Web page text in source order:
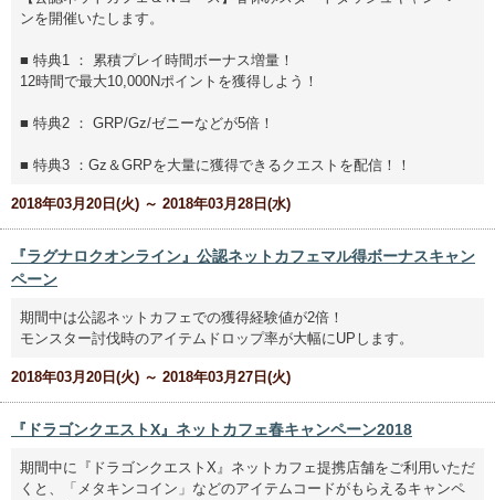
ンを開催いたします。
■ 特典1 ： 累積プレイ時間ボーナス増量！
12時間で最大10,000Nポイントを獲得しよう！
■ 特典2 ： GRP/Gz/ゼニーなどが5倍！
■ 特典3 ：Gz＆GRPを大量に獲得できるクエストを配信！！
2018年03月20日(火) ～ 2018年03月28日(水)
『ラグナロクオンライン』公認ネットカフェマル得ボーナスキャン
ペーン
期間中は公認ネットカフェでの獲得経験値が2倍！
モンスター討伐時のアイテムドロップ率が大幅にUPします。
2018年03月20日(火) ～ 2018年03月27日(火)
『ドラゴンクエストX』ネットカフェ春キャンペーン2018
期間中に『ドラゴンクエストX』ネットカフェ提携店舗をご利用いただ
くと、「メタキンコイン」などのアイテムコードがもらえるキャンペ